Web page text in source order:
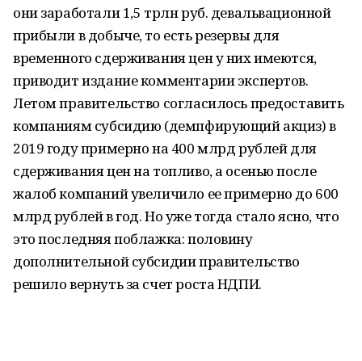
они заработали 1,5 трлн руб. девальвационной
прибыли в добыче, то есть резервы для
временного сдерживания цен у них имеются,
приводит издание комментарии экспертов.
Летом правительство согласилось предоставить
компаниям субсидию (демпфирующий акциз) в
2019 году примерно на 400 млрд рублей для
сдерживания цен на топливо, а осенью после
жалоб компаний увеличило ее примерно до 600
млрд рублей в год. Но уже тогда стало ясно, что
это последняя поблажка: половину
дополнительной субсидии правительство
решило вернуть за счет роста НДПИ.